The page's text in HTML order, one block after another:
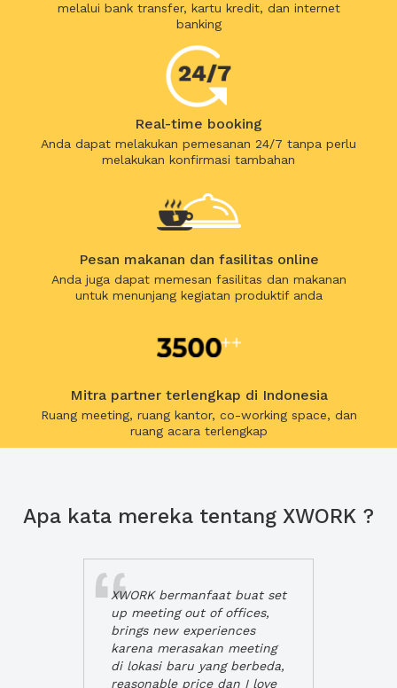
melalui bank transfer, kartu kredit, dan internet
banking
Real-time booking
Anda dapat melakukan pemesanan 24/7 tanpa perlu
melakukan konfirmasi tambahan
Pesan makanan dan fasilitas online
Anda juga dapat memesan fasilitas dan makanan
untuk menunjang kegiatan produktif anda
Mitra partner terlengkap di Indonesia
Ruang meeting, ruang kantor, co-working space, dan
ruang acara terlengkap
Apa kata mereka tentang XWORK ?
XWORK bermanfaat buat set
up meeting out of offices,
brings new experiences
karena merasakan meeting
di lokasi baru yang berbeda,
reasonable price dan I love